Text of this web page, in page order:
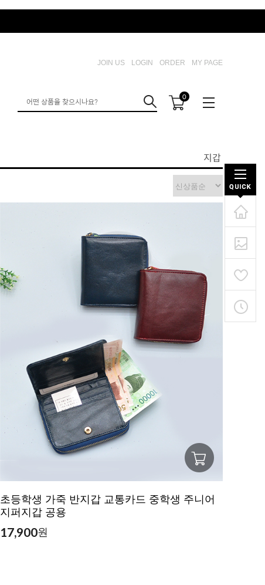
JOIN US LOGIN ORDER MY PAGE
0
지갑
초등학생 가죽 반지갑 교통카드 중학생 주니어
지퍼지갑 공용
17,900원